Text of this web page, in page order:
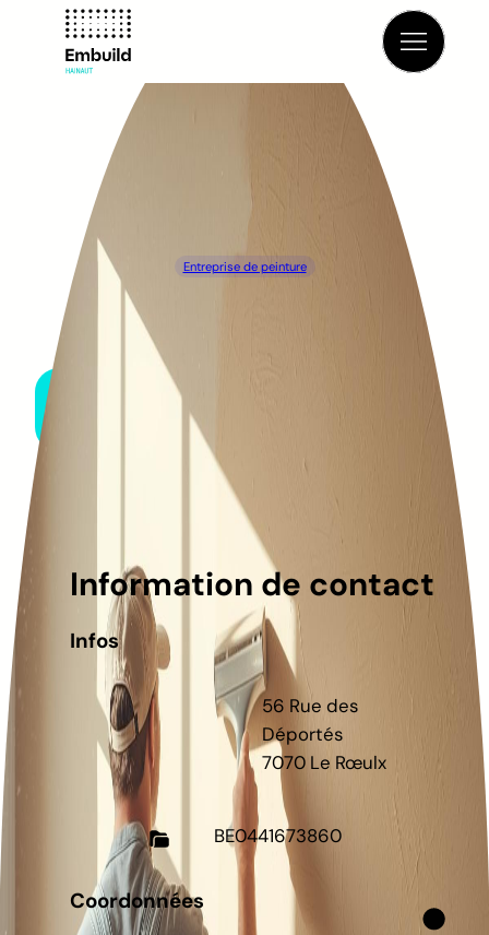
Entreprise de peinture
Information de contact
Infos
56 Rue des
Déportés
7070 Le Rœulx
BE0441673860
Coordonnées